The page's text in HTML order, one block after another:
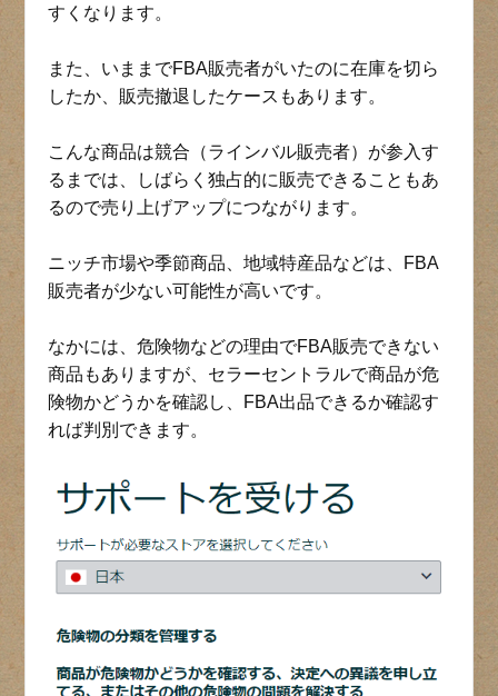
すくなります。
また、いままでFBA販売者がいたのに在庫を切ら
したか、販売撤退したケースもあります。
こんな商品は競合（ラインバル販売者）が参入す
るまでは、しばらく独占的に販売できることもあ
るので売り上げアップにつながります。
ニッチ市場や季節商品、地域特産品などは、FBA
販売者が少ない可能性が高いです。
なかには、危険物などの理由でFBA販売できない
商品もありますが、セラーセントラルで商品が危
険物かどうかを確認し、FBA出品できるか確認す
れば判別できます。